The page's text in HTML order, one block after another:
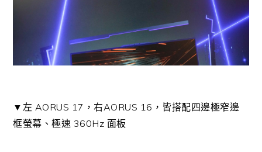
▼左 AORUS 17，右AORUS 16，皆搭配四邊極窄邊
框螢幕、極速 360Hz 面板